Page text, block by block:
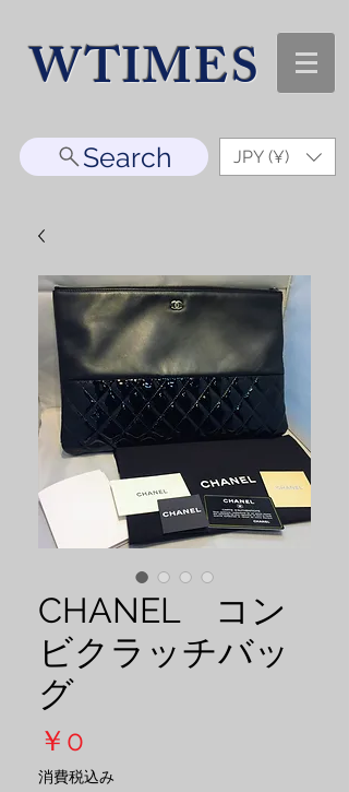
WTIMES
Search JPY (¥)
CHANEL コン
ビクラッチバッ
グ
￥0
格
消費税込み